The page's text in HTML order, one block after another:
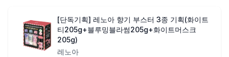
[단독기획] 레노아 향기 부스터 3종 기획(화이트
티205g+블루밍블라썸205g+화이트머스크
205g)
레노아